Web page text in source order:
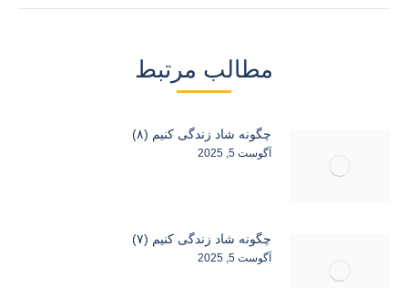
مطالب مرتبط
چگونه شاد زندگی کنیم (۸)
آگوست 5, 2025
چگونه شاد زندگی کنیم (۷)
آگوست 5, 2025